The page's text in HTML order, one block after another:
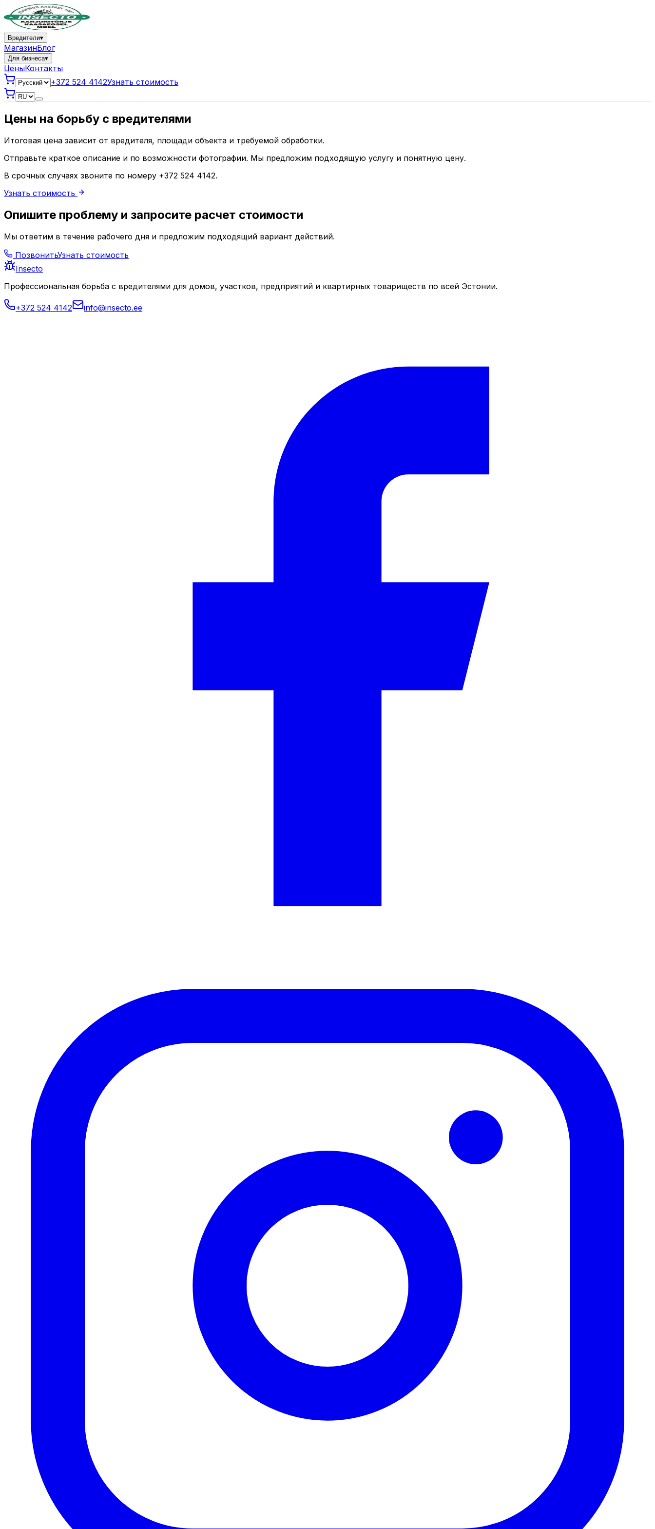
Вредители▾
МагазинБлог
Для бизнеса▾
ЦеныКонтакты
+372 524 4142Узнать стоимость
Цены на борьбу с вредителями
Итоговая цена зависит от вредителя, площади объекта и требуемой обработки.
Отправьте краткое описание и по возможности фотографии. Мы предложим подходящую услугу и понятную цену.
В срочных случаях звоните по номеру +372 524 4142.
Узнать стоимость
Опишите проблему и запросите расчет стоимости
Мы ответим в течение рабочего дня и предложим подходящий вариант действий.
ПозвонитьУзнать стоимость
Insecto
Профессиональная борьба с вредителями для домов, участков, предприятий и квартирных товариществ по всей Эстонии.
+372 524 4142 info@insecto.ee